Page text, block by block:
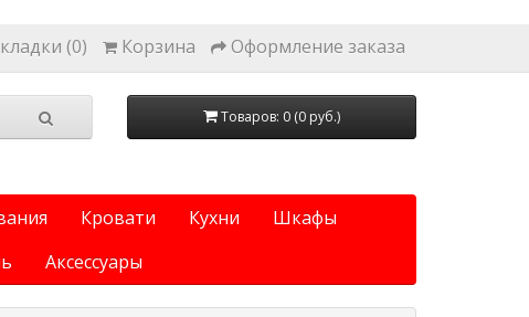
(0) Корзина Оформление заказа
Товаров: 0 (0 руб.)
Кровати Кухни
Шкафы
Аксессуары